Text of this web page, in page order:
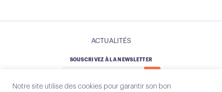
ACTUALITÉS
SOUSCRIVEZ À LA NEWSLETTER
Notre site utilise des cookies pour garantir son bon